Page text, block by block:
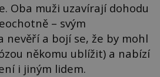
Oba muži uzavírají dohodu
– svým
nevěří a bojí se, že by mohl
někomu ublížit) a nabízí
i jiným lidem.